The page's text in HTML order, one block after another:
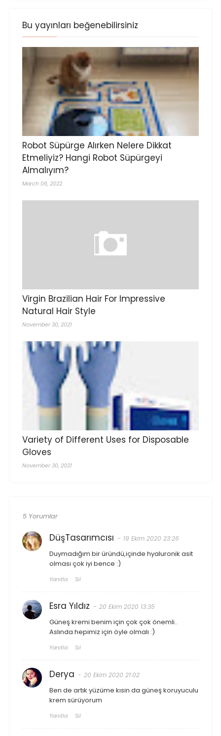
Bu yayınları beğenebilirsiniz
Robot Süpürge Alırken Nelere Dikkat
Etmeliyiz? Hangi Robot Süpürgeyi
Almalıyım?
March 06, 2022
Virgin Brazilian Hair For Impressive
Natural Hair Style
November 30, 2021
Variety of Different Uses for Disposable
Gloves
November 30, 2021
5 Yorumlar
DüşTasarımcısı 19 Ekim 2020 23:26
Duymadığım bir üründü,içinde hyaluronik asit
olması çok iyi bence :)
Yanıtla Sil
Esra Yıldız 20 Ekim 2020 13:35
Güneş kremi benim için çok çok önemli..
Aslında hepimiz için öyle olmalı :)
Yanıtla Sil
Derya 20 Ekim 2020 21:02
Ben de artık yüzüme kısin da güneş koruyuculu
krem sürüyorum
Yanıtla Sil